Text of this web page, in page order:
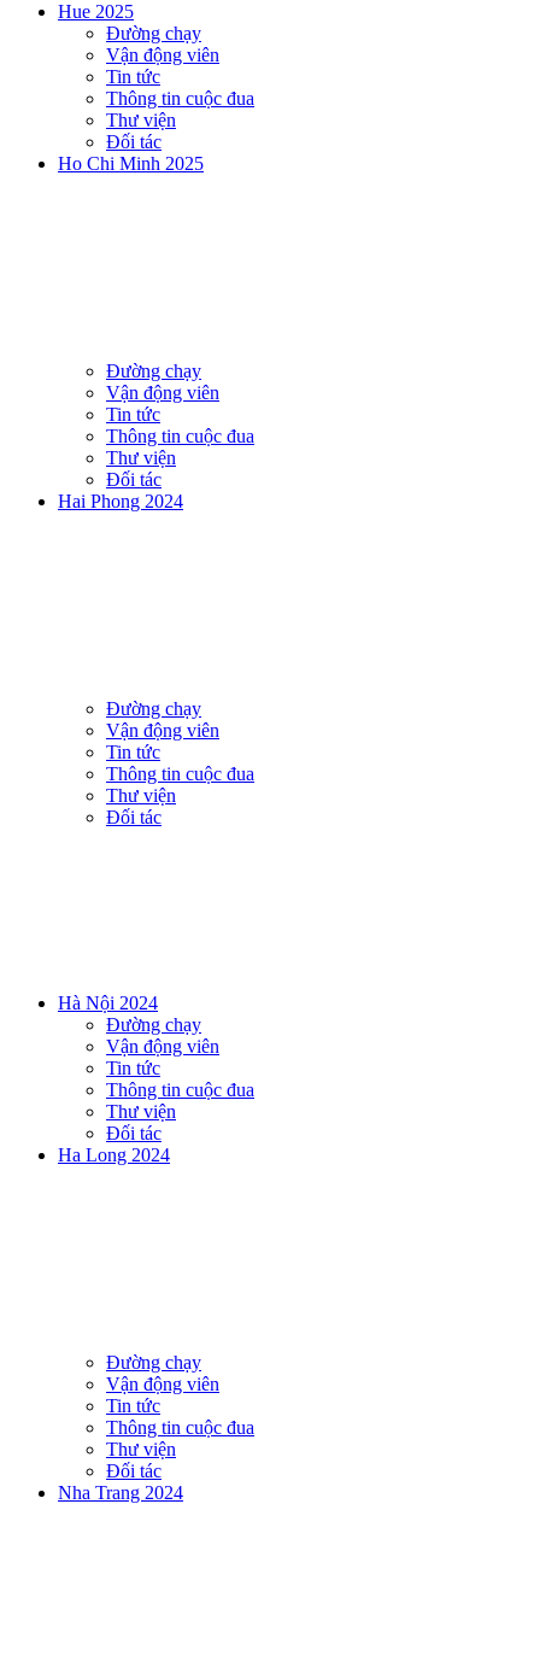
Hue 2025
Đường chạy
Vận động viên
Tin tức
Thông tin cuộc đua
Thư viện
Đối tác
Ho Chi Minh 2025
Đường chạy
Vận động viên
Tin tức
Thông tin cuộc đua
Thư viện
Đối tác
Hai Phong 2024
Đường chạy
Vận động viên
Tin tức
Thông tin cuộc đua
Thư viện
Đối tác
Hà Nội 2024
Đường chạy
Vận động viên
Tin tức
Thông tin cuộc đua
Thư viện
Đối tác
Ha Long 2024
Đường chạy
Vận động viên
Tin tức
Thông tin cuộc đua
Thư viện
Đối tác
Nha Trang 2024